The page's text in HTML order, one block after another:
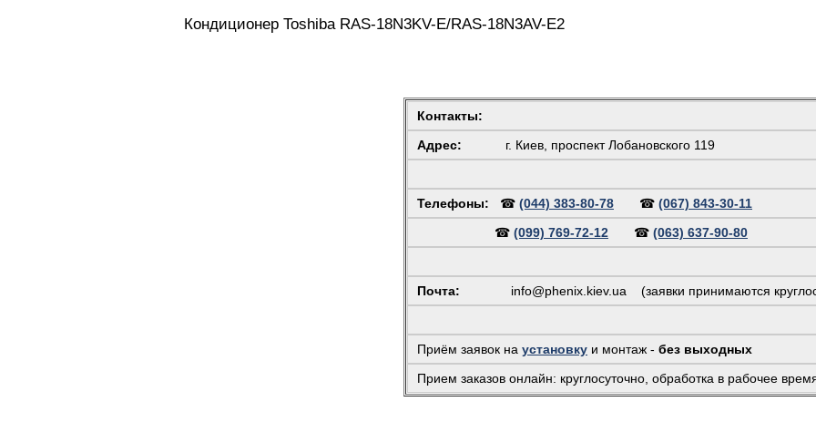
Кондиционер Toshiba RAS-18N3KV-E/RAS-18N3AV-E2
Контакты:
Адрес:
г. Киев, проспект Лобановского 119
Телефоны: ☎ (044) 383-80-78 ☎ (067) 843-30-11
☎ (099) 769-72-12 ☎ (063) 637-90-80
Почта: info@phenix.kiev.ua (заявки принимаются
Приём заявок на установку и монтаж - без выходных
Прием заказов онлайн: круглосуточно, обработка в рабочее